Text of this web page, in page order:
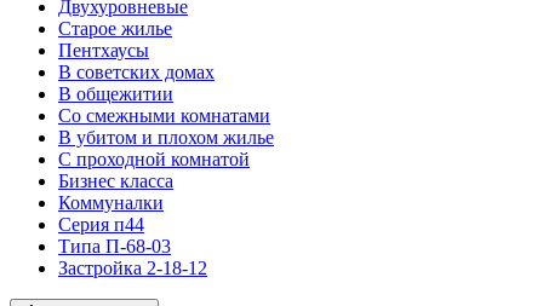
Двухуровневые
Старое жилье
Пентхаусы
В советских домах
В общежитии
Со смежными комнатами
В убитом и плохом жилье
С проходной комнатой
Бизнес класса
Коммуналки
Серия п44
Типа П-68-03
Застройка 2-18-12